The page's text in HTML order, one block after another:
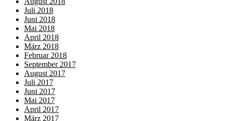
Juli 2018
Juni 2018
Mai 2018
April 2018
März 2018
Februar 2018
September 2017
August 2017
Juli 2017
Juni 2017
Mai 2017
April 2017
März 2017